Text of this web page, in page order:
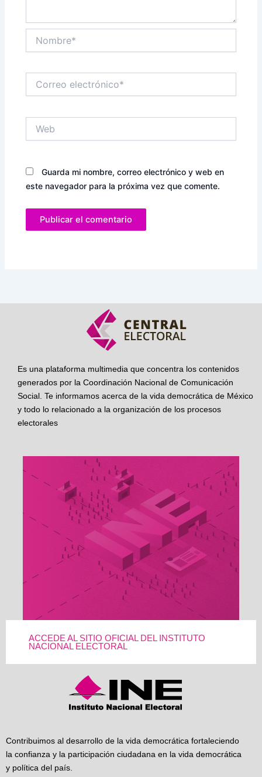
electrónico*
Guarda mi nombre, correo electrónico y web en
este navegador para la próxima vez que comente.
Es una plataforma multimedia que concentra los contenidos
generados por la Coordinación Nacional de Comunicación
Social. Te informamos acerca de la vida democrática de México
y todo lo relacionado a la organización de los procesos
electorales
ACCEDE AL SITIO OFICIAL DEL INSTITUTO
NACIONAL ELECTORAL
Contribuimos al desarrollo de la vida democrática fortaleciendo
la confianza y la participación ciudadana en la vida democrática
y política del país.